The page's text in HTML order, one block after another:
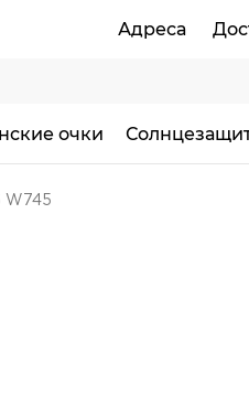
Адреса
очки
W745